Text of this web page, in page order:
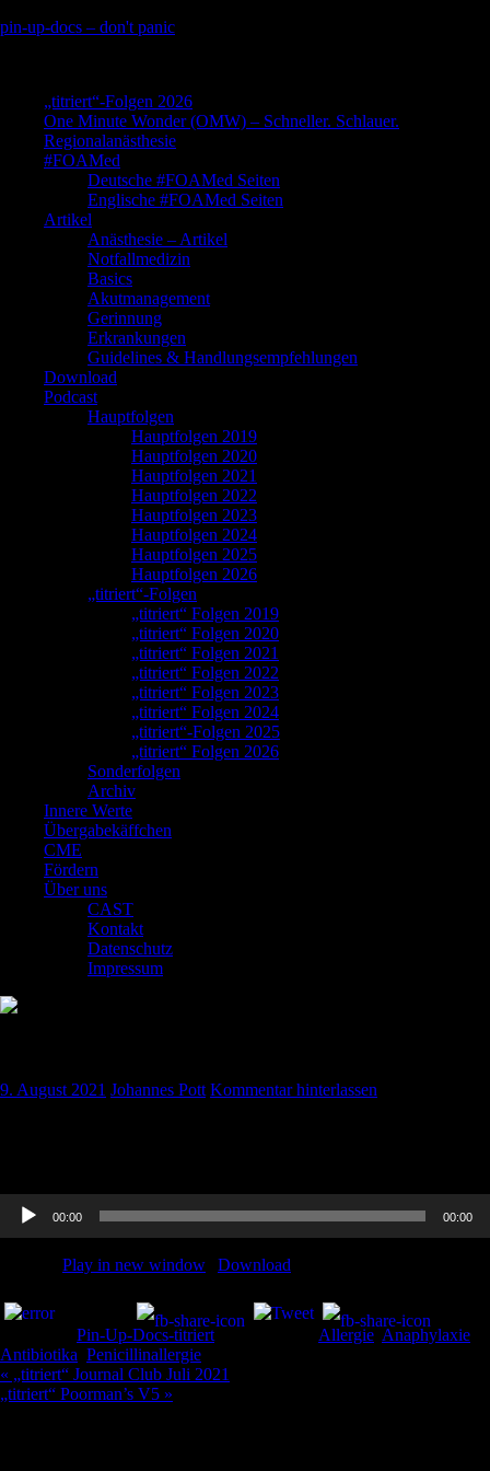
Skip
pin-up-docs – don't panic
„titriert“-Folgen 2026
One Minute Wonder (OMW) – Schneller. Schlauer.
Regionalanästhesie
#FOAMed
Deutsche #FOAMed Seiten
Englische #FOAMed Seiten
Artikel
Anästhesie – Artikel
Notfallmedizin
Basics
Akutmanagement
Gerinnung
Erkrankungen
Guidelines & Handlungsempfehlungen
Download
Podcast
Hauptfolgen
Hauptfolgen 2019
Hauptfolgen 2020
Hauptfolgen 2021
Hauptfolgen 2022
Hauptfolgen 2023
Hauptfolgen 2024
Hauptfolgen 2025
Hauptfolgen 2026
„titriert“-Folgen
„titriert“ Folgen 2019
„titriert“ Folgen 2020
„titriert“ Folgen 2021
„titriert“ Folgen 2022
„titriert“ Folgen 2023
„titriert“ Folgen 2024
„titriert“-Folgen 2025
„titriert“ Folgen 2026
Sonderfolgen
Archiv
Innere Werte
Übergabekäffchen
CME
Fördern
Über uns
CAST
Kontakt
Datenschutz
Impressum
9. August 2021 Johannes Pott Kommentar hinterlassen
Audio-
Player
00:00 00:00
Play in new window
Download
Pin-Up-Docs-titriert Allergie Anaphylaxie
Antibiotika Penicillinallergie
Beitragsnavigation
« „titriert“ Journal Club Juli 2021
„titriert“ Poorman’s V5 »